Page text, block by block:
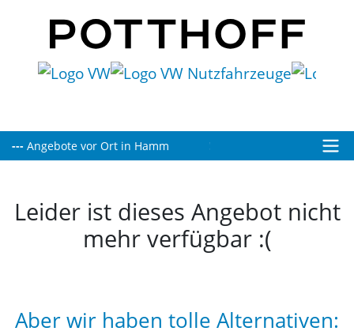
--- Angebote vor Ort in Hamm
Heute bis 16:00 Uhr für Sie geöffnet!
Leider ist dieses Angebot nicht
mehr verfügbar :(
Aber wir haben tolle Alternativen: